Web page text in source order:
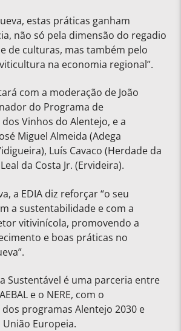
estas práticas ganham
não só pela dimensão do regadio
de culturas, mas também pelo
na economia regional”.
com a moderação de João
do Programa de
Vinhos do Alentejo, e a
Miguel Almeida (Adega
Luís Cavaco (Herdade da
da Costa Jr. (Ervideira).
a EDIA diz reforçar “o seu
a sustentabilidade e com a
vitivinícola, promovendo a
e boas práticas no
Sustentável é uma parceria entre
e o NERE, com o
programas Alentejo 2030 e
Europeia.